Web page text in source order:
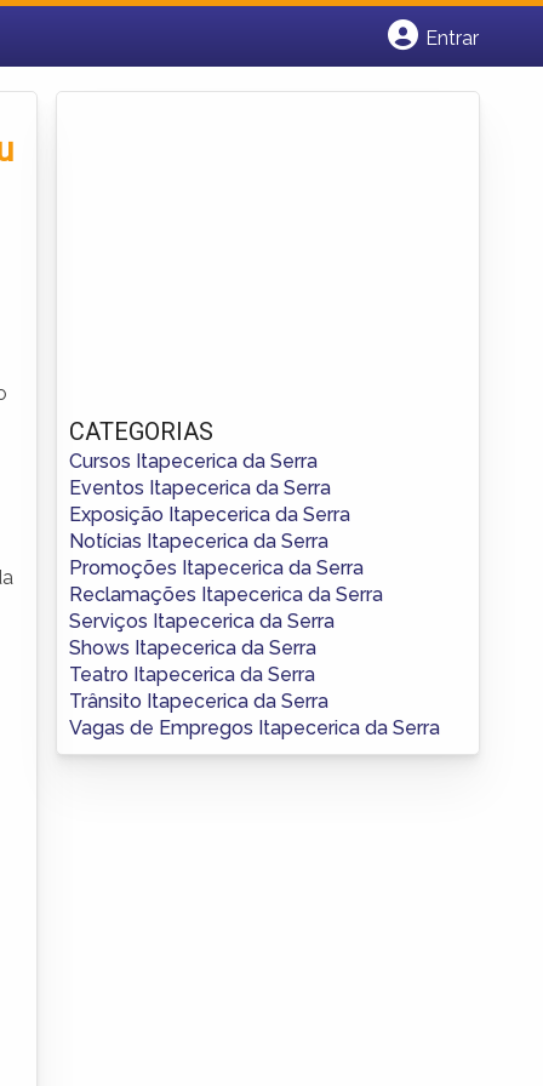
Entrar
CATEGORIAS
Cursos Itapecerica da Serra
Eventos Itapecerica da Serra
Exposição Itapecerica da Serra
Notícias Itapecerica da Serra
Promoções Itapecerica da Serra
Reclamações Itapecerica da Serra
Serviços Itapecerica da Serra
Shows Itapecerica da Serra
Teatro Itapecerica da Serra
Trânsito Itapecerica da Serra
Vagas de Empregos Itapecerica da Serra